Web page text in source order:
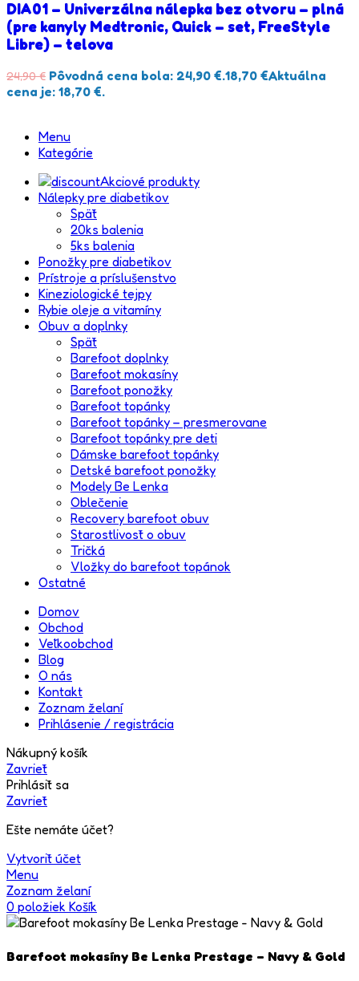
DIA01 – Univerzálna nálepka bez otvoru – plná
(pre kanyly Medtronic, Quick – set, FreeStyle
Libre) – telova
24,90€ Pôvodná cena bola: 24,90 €.18,70 €Aktuálna
cena je: 18,70 €.
Menu
Kategórie
Akciové produkty
Nálepky pre diabetikov
Späť
20ks balenia
5ks balenia
Ponožky pre diabetikov
Prístroje a príslušenstvo
Kineziologické tejpy
Rybie oleje a vitamíny
Obuv a doplnky
Späť
Barefoot doplnky
Barefoot mokasíny
Barefoot ponožky
Barefoot topánky
Barefoot topánky – presmerovane
Barefoot topánky pre deti
Dámske barefoot topánky
Detské barefoot ponožky
Modely Be Lenka
Oblečenie
Recovery barefoot obuv
Starostlivosť o obuv
Tričká
Vložky do barefoot topánok
Ostatné
Domov
Obchod
Veľkoobchod
Blog
O nás
Kontakt
Zoznam želaní
Prihlásenie / registrácia
Nákupný košík
Zavrieť
Prihlásiť sa
Zavrieť
Ešte nemáte účet?
Vytvoriť účet
Menu
Zoznam želaní
0 položiek Košík
Barefoot mokasíny Be Lenka Prestage – Navy & Gold